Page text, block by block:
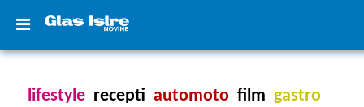
lifestyle recepti automoto film gastro